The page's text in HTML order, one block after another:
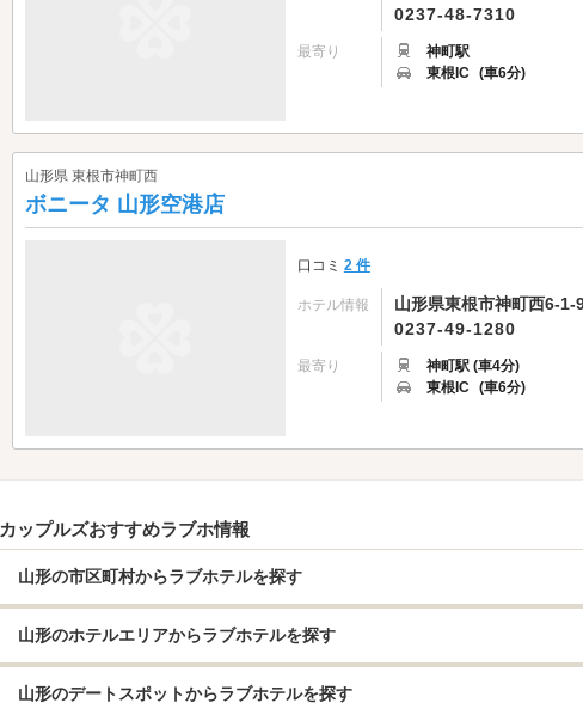
0237-48-7310
最寄り
神町駅
東根IC (車6分)
山形県 東根市神町西
ボニータ 山形空港店
口コミ 2 件
ホテル情報
山形県東根市神町西6-1-
0237-49-1280
最寄り
神町駅 (車4分)
東根IC (車6分)
カップルズおすすめラブホ情報
山形の市区町村からラブホテルを探す
山形のホテルエリアからラブホテルを探す
山形のデートスポットからラブホテルを探す